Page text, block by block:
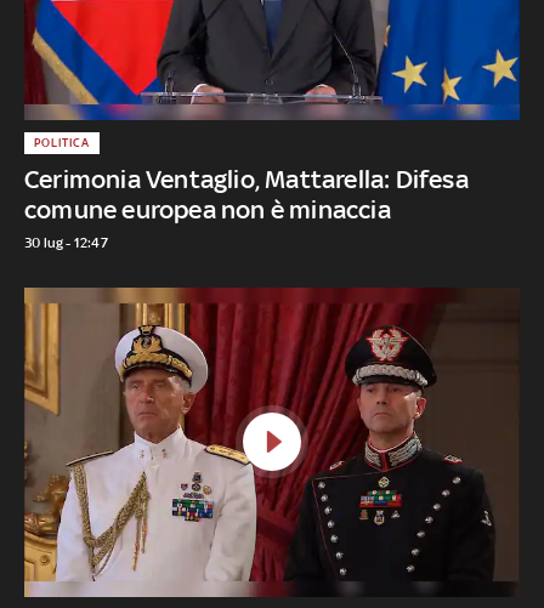
Cerimonia Ventaglio, Mattarella: Difesa
comune europea non è minaccia
POLITICA
30 lug - 12:47